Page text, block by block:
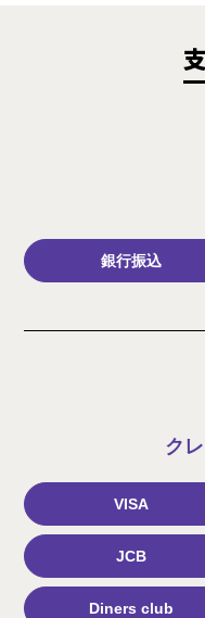
銀行振込
ク
VISA
JCB
Diners club